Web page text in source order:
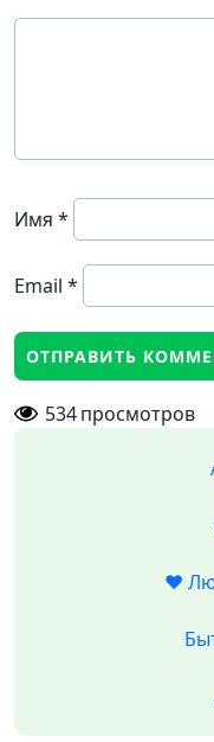
Имя *
Email *
534просмотров
❤️